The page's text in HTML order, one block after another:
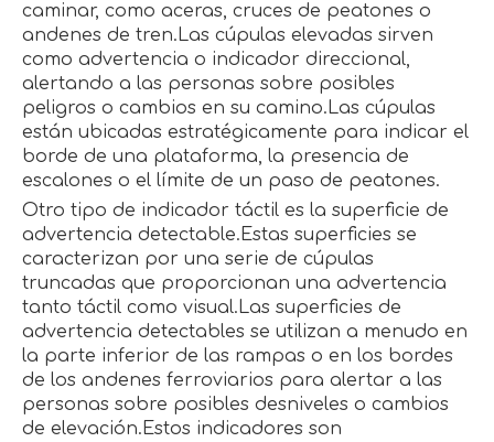
caminar, como aceras, cruces de peatones o
andenes de tren.Las cúpulas elevadas sirven
como advertencia o indicador direccional,
alertando a las personas sobre posibles
peligros o cambios en su camino.Las cúpulas
están ubicadas estratégicamente para indicar el
borde de una plataforma, la presencia de
escalones o el límite de un paso de peatones.
Otro tipo de indicador táctil es la superficie de
advertencia detectable.Estas superficies se
caracterizan por una serie de cúpulas
truncadas que proporcionan una advertencia
tanto táctil como visual.Las superficies de
advertencia detectables se utilizan a menudo en
la parte inferior de las rampas o en los bordes
de los andenes ferroviarios para alertar a las
personas sobre posibles desniveles o cambios
de elevación.Estos indicadores son